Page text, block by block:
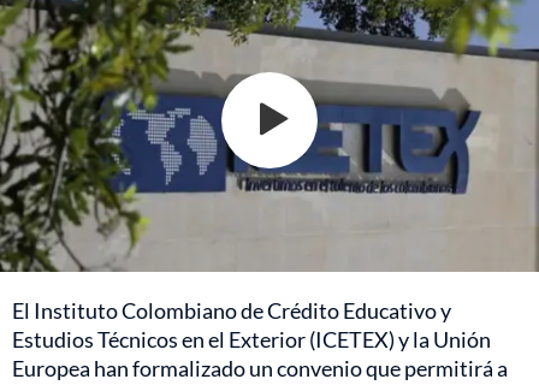
El Instituto Colombiano de Crédito Educativo y
Estudios Técnicos en el Exterior (ICETEX) y la Unión
Europea han formalizado un convenio que permitirá a